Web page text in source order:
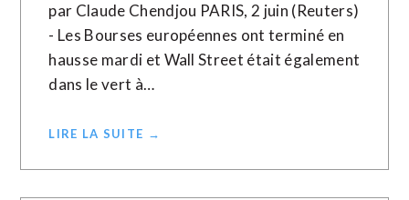
par Claude Chendjou PARIS, 2 juin (Reuters)
- Les Bourses européennes ont terminé en
hausse mardi et Wall Street était également
dans le vert à…
LIRE LA SUITE →